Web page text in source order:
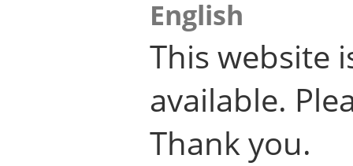
English
This website
available.
Thank you.